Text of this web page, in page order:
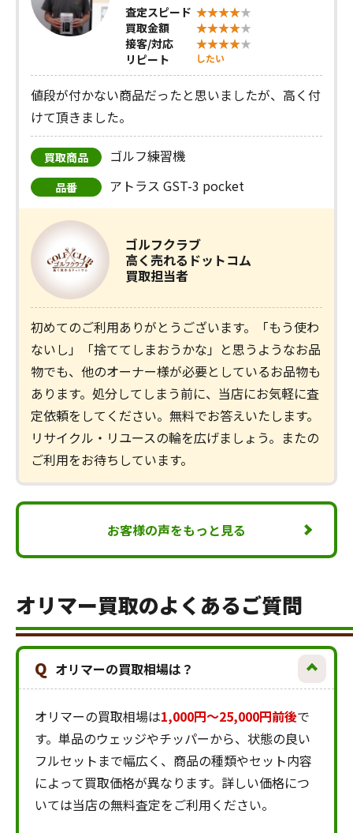
査定スピード
買取金額
接客/対応
リピート
したい
値段が付かない商品だったと思いましたが、高く付
けて頂きました。
買取商品 ゴルフ練習機
品番 アトラス GST-3 pocket
ゴルフクラブ
高く売れるドットコム
買取担当者
初めてのご利用ありがとうございます。「もう使わ
ないし」「捨ててしまおうかな」と思うようなお品
物でも、他のオーナー様が必要としているお品物も
あります。処分してしまう前に、当店にお気軽に査
定依頼をしてください。無料でお答えいたします。
リサイクル・リユースの輪を広げましょう。またの
ご利用をお待ちしています。
お客様の声をもっと見る
オリマー買取のよくあるご質問
Q オリマーの買取相場は？
オリマーの買取相場は1,000円～25,000円前後で
す。単品のウェッジやチッパーから、状態の良い
フルセットまで幅広く、商品の種類やセット内容
によって買取価格が異なります。詳しい価格につ
いては当店の無料査定をご利用ください。